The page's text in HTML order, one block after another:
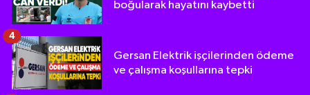
boğularak hayatını kaybetti
Gersan Elektrik işçilerinden ödeme
ve çalışma koşullarına tepki
4